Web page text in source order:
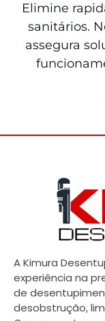
Elimine
sanitários.
assegura
A Kimura
experiência na
de
desobstrução,